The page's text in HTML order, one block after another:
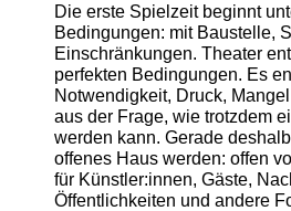
Die erste Spielzeit beginnt
Bedingungen: mit Baustelle,
Einschränkungen. Theater
perfekten Bedingungen. Es
Notwendigkeit, Druck,
aus der Frage, wie trotzdem
werden kann. Gerade
offenes Haus werden: offen
für Künstler:innen, Gäste,
Öffentlichkeiten und andere